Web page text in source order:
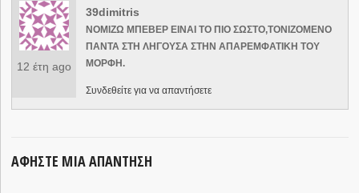
12 έτη ago
39dimitris
NOMIZΩ ΜΠΕΒΕΡ ΕΙΝΑΙ ΤΟ ΠΙΟ ΣΩΣΤΟ,ΤΟΝΙΖΟΜΕΝΟ
ΠΑΝΤΑ ΣΤΗ ΛΗΓΟΥΣΑ ΣΤΗΝ ΑΠΑΡΕΜΦΑΤΙΚΗ ΤΟΥ
ΜΟΡΦΗ.
Συνδεθείτε για να απαντήσετε
ΑΦΉΣΤΕ ΜΙΑ ΑΠΆΝΤΗΣΗ